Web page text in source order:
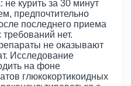
курить за 30 минут
предпочтительно
последнего приема
нет.
не оказывают
Исследование
на фоне
глюкокортикоидных